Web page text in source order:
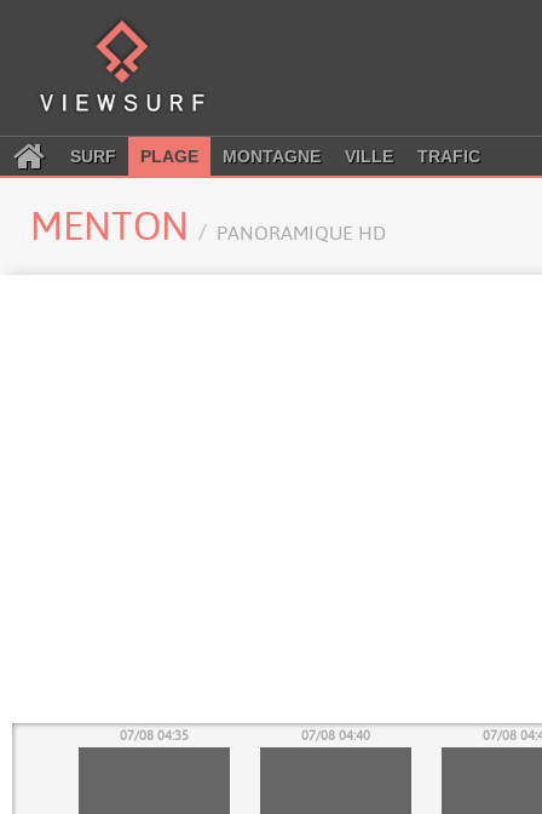
SURF PLAGE MONTAGNE VILLE TRAFIC
MENTON PANORAMIQUE HD
07/08 04:35 07/08 04:40 07/08